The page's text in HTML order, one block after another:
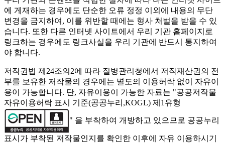
에 게재하는 경우에도 단순한 오류 정정 이외에 내용의 무단
변경을 금지하여, 이를 위반할 때에는 형사 처벌을 받을 수 있
습니다. 또한 다른 인터넷 사이트에서 우리 기관 홈페이지로
링크하는 경우에도 링크사실을 우리 기관에 반드시 통지하여
야 합니다.
저작권법 제24조의2에 따라 질병관리청에서 저작재산권의 전
부를 보유한 저작물의 경우에는 별도의 이용허락 없이 자유이
용이 가능합니다. 단, 자유이용이 가능한 자료는 "공공저작물
자유이용허락 표시 기준(공공누리,KOGL) 제1유형
" 을 부착하여 개방하고 있으므로 공공누리
표시가 부착된 저작물인지를 확인한 이후에 자유 이용하시기